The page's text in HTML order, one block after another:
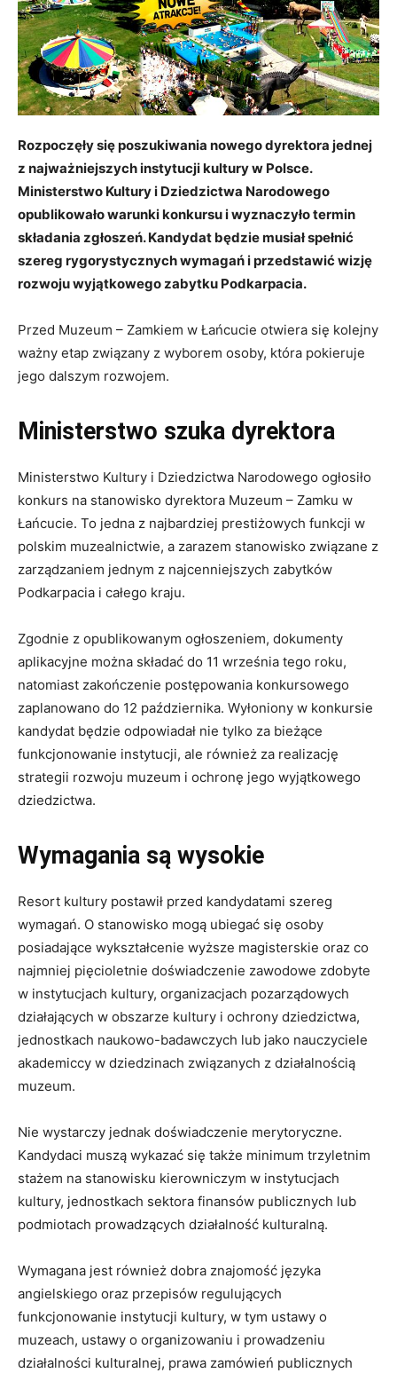
Rozpoczęły się poszukiwania nowego dyrektora jednej
z najważniejszych instytucji kultury w Polsce.
Ministerstwo Kultury i Dziedzictwa Narodowego
opublikowało warunki konkursu i wyznaczyło termin
składania zgłoszeń. Kandydat będzie musiał spełnić
szereg rygorystycznych wymagań i przedstawić wizję
rozwoju wyjątkowego zabytku Podkarpacia.
Przed Muzeum – Zamkiem w Łańcucie otwiera się kolejny
ważny etap związany z wyborem osoby, która pokieruje
jego dalszym rozwojem.
Ministerstwo szuka dyrektora
Ministerstwo Kultury i Dziedzictwa Narodowego ogłosiło
konkurs na stanowisko dyrektora Muzeum – Zamku w
Łańcucie. To jedna z najbardziej prestiżowych funkcji w
polskim muzealnictwie, a zarazem stanowisko związane z
zarządzaniem jednym z najcenniejszych zabytków
Podkarpacia i całego kraju.
Zgodnie z opublikowanym ogłoszeniem, dokumenty
aplikacyjne można składać do 11 września tego roku,
natomiast zakończenie postępowania konkursowego
zaplanowano do 12 października. Wyłoniony w konkursie
kandydat będzie odpowiadał nie tylko za bieżące
funkcjonowanie instytucji, ale również za realizację
strategii rozwoju muzeum i ochronę jego wyjątkowego
dziedzictwa.
Wymagania są wysokie
Resort kultury postawił przed kandydatami szereg
wymagań. O stanowisko mogą ubiegać się osoby
posiadające wykształcenie wyższe magisterskie oraz co
najmniej pięcioletnie doświadczenie zawodowe zdobyte
w instytucjach kultury, organizacjach pozarządowych
działających w obszarze kultury i ochrony dziedzictwa,
jednostkach naukowo-badawczych lub jako nauczyciele
akademiccy w dziedzinach związanych z działalnością
muzeum.
Nie wystarczy jednak doświadczenie merytoryczne.
Kandydaci muszą wykazać się także minimum trzyletnim
stażem na stanowisku kierowniczym w instytucjach
kultury, jednostkach sektora finansów publicznych lub
podmiotach prowadzących działalność kulturalną.
Wymagana jest również dobra znajomość języka
angielskiego oraz przepisów regulujących
funkcjonowanie instytucji kultury, w tym ustawy o
muzeach, ustawy o organizowaniu i prowadzeniu
działalności kulturalnej, prawa zamówień publicznych